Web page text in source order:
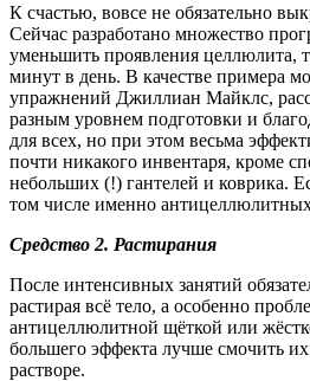
К счастью, вовсе не обязательно
Сейчас разработано множество
уменьшить проявления целлюлита,
минут в день. В качестве примера
упражнений Джиллиан Майклс,
разным уровнем подготовки и
для всех, но при этом весьма
почти никакого инвентаря, кроме
небольших (!) гантелей и коврика.
том числе именно
Средство 2. Растирания
После интенсивных занятий
растирая всё тело, а особенно
антицеллюлитной щёткой или
большего эффекта лучше смочить
растворе.